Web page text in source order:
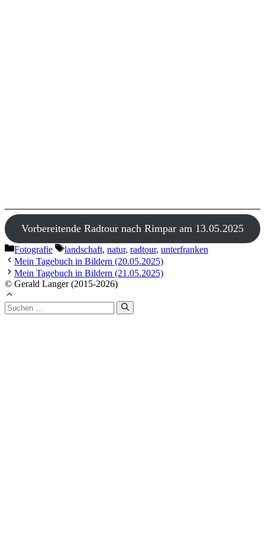
Vorbereitende Radtour nach Rimpar am 13.05.2025
Kategorien
Fotografie Schlagwörter
landschaft, natur, radtour, unterfranken
Mein Tagebuch in Bildern (20.05.2025)
Mein Tagebuch in Bildern (21.05.2025)
© Gerald Langer (2015-2026)
Suchen
nach: